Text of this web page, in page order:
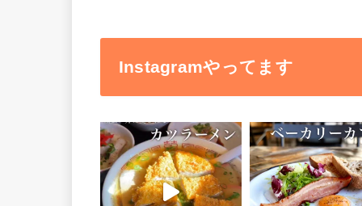
Instagramやってます